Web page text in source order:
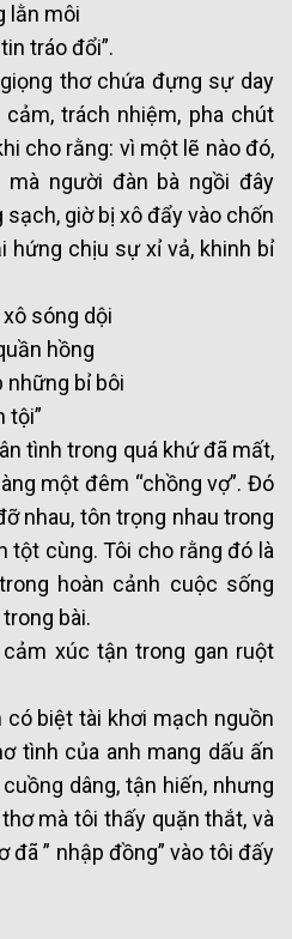
lằn môi
tráo đổi”.
thơ chứa đựng sự day
trách nhiệm, pha chút
cho rằng: vì một lẽ nào đó,
người đàn bà ngồi đây
sạch, giờ bị xô đẩy vào chốn
hứng chịu sự xỉ vả, khinh bỉ
sóng dội
hồng
những bỉ bôi
tội”
tình trong quá khứ đã mất,
một đêm “chồng vợ”. Đó
nhau, tôn trọng nhau trong
tột cùng. Tôi cho rằng đó là
hoàn cảnh cuộc sống
bài.
xúc tận trong gan ruột
biệt tài khơi mạch nguồn
tình của anh mang dấu ấn
dâng, tận hiến, nhưng
mà tôi thấy quặn thắt, và
đã ” nhập đồng” vào tôi đấy